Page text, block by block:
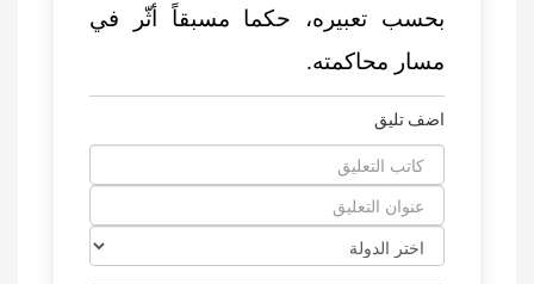
بحسب تعبيره، حكما مسبقاً أثّر في
مسار محاكمته.
اضف تليق